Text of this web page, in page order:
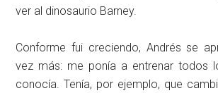
ver al dinosaurio Barney.
Conforme fui creciendo, Andrés se
vez más: me ponía a entrenar todos
conocía. Tenía, por ejemplo, que